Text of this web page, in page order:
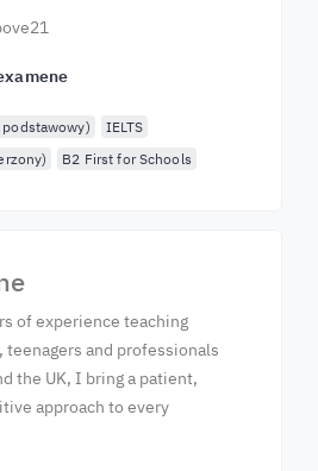
IELTS
B2 First for Schools
of experience teaching
teenagers and professionals
the UK, I bring a patient,
approach to every